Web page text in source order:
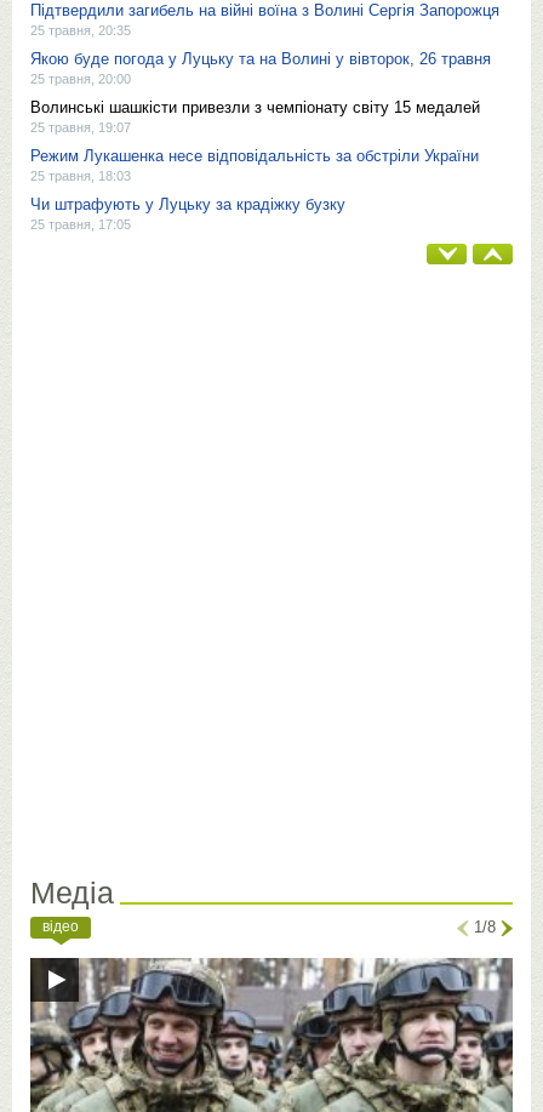
Підтвердили загибель на війні воїна з Волині Сергія Запорожця
25 травня, 20:35
Якою буде погода у Луцьку та на Волині у вівторок, 26 травня
25 травня, 20:00
Волинські шашкісти привезли з чемпіонату світу 15 медалей
25 травня, 19:07
Режим Лукашенка несе відповідальність за обстріли України
25 травня, 18:03
Чи штрафують у Луцьку за крадіжку бузку
25 травня, 17:05
Медіа
відео 1/8